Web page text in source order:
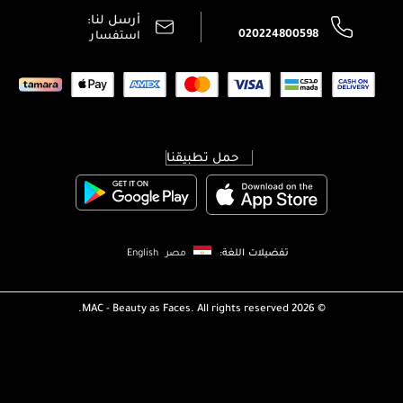
020224800598
أرسل لنا:
استفسار
حمل تطبيقنا
تفضيلات اللغة: مصر English
2026 ©
MAC - Beauty as Faces. All rights reserved.